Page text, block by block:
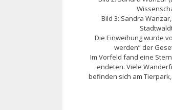
Bild 3: Sandra
Die Einweihung wurde
werden“ der
Im Vorfeld fand eine
endeten. Viele
befinden sich am